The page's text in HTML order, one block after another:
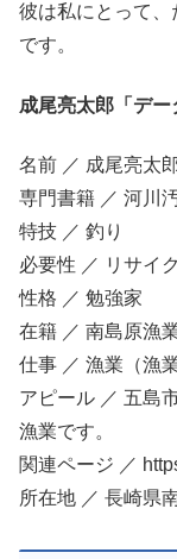
彼は私にとって、
です。
成尾亮太郎「デ
名前 ／ 成尾亮太
専門書籍 ／ 河川
特技 ／ 釣り
必要性 ／ リサイ
性格 ／ 勉強家
在籍 ／ 南島原漁
仕事 ／ 漁業（漁業
アピール ／ 五島
漁業です。
関連ページ ／
所在地 ／ 長崎県